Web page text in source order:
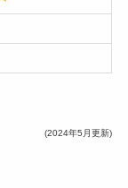
(2024年5月更新)